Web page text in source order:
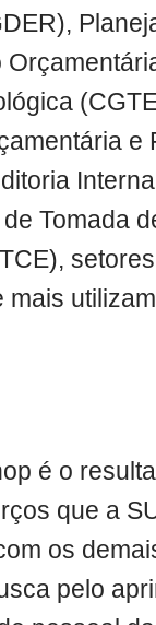
e
Tomada
mais
é o
que a
os
pelo